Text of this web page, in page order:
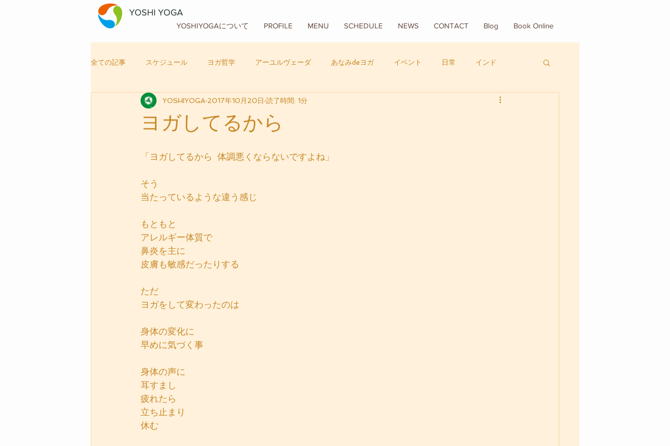
YOSHI YOGA
YOSHIYOGAについて PROFILE MENU SCHEDULE NEWS CONTACT Blog Book Online
全ての記事 スケジュール ヨガ哲学 アーユルヴェーダ あなみdeヨガ イベント 日常 インド
自律神経メンテナンス ヨガ フード バリ
ヨガしてるから
YOSHIYOGA 2017年10月20日 読了時間: 1分
「ヨガしてるから  体調悪くならないですよね」
そう
当たっているような違う感じ
もともと
アレルギー体質で
鼻炎を主に
皮膚も敏感だったりする
ただ
ヨガをして変わったのは
身体の変化に
早めに気づく事
身体の声に
耳すまし
疲れたら
立ち止まり
休む